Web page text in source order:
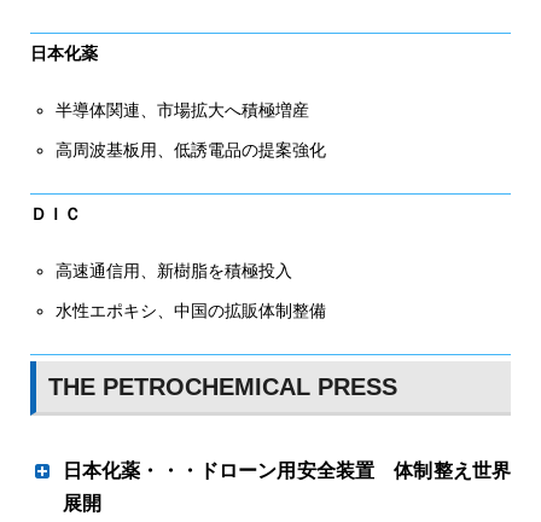
日本化薬
半導体関連、市場拡大へ積極増産
高周波基板用、低誘電品の提案強化
ＤＩＣ
高速通信用、新樹脂を積極投入
水性エポキシ、中国の拡販体制整備
THE PETROCHEMICAL PRESS
日本化薬・・・ドローン用安全装置 体制整え世界
展開